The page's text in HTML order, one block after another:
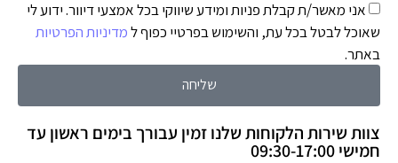
אני מאשר/ת קבלת פניות ומידע שיווקי בכל אמצעי דיוור. ידוע לי
שאוכל לבטל בכל עת, והשימוש בפרטיי כפוף למדיניות הפרטיות
באתר.
שליחה
צוות שירות הלקוחות שלנו זמין עבורך בימים ראשון עד
חמישי 09:30-17:00